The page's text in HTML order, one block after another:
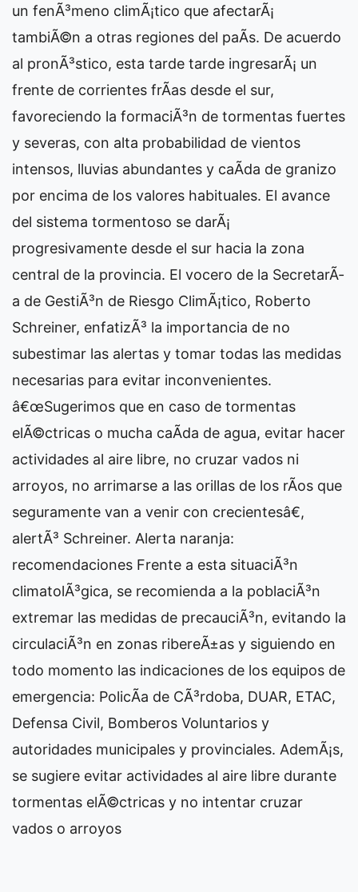
un fenÃ³meno climÃ¡tico que afectarÃ¡
tambiÃ©n a otras regiones del paÃ­s. De acuerdo
al pronÃ³stico, esta tarde tarde ingresarÃ¡ un
frente de corrientes frÃ­as desde el sur,
favoreciendo la formaciÃ³n de tormentas fuertes
y severas, con alta probabilidad de vientos
intensos, lluvias abundantes y caÃ­da de granizo
por encima de los valores habituales. El avance
del sistema tormentoso se darÃ¡
progresivamente desde el sur hacia la zona
central de la provincia. El vocero de la SecretarÃ­
a de GestiÃ³n de Riesgo ClimÃ¡tico, Roberto
Schreiner, enfatizÃ³ la importancia de no
subestimar las alertas y tomar todas las medidas
necesarias para evitar inconvenientes.
â€œSugerimos que en caso de tormentas
elÃ©ctricas o mucha caÃ­da de agua, evitar hacer
actividades al aire libre, no cruzar vados ni
arroyos, no arrimarse a las orillas de los rÃ­os que
seguramente van a venir con crecientesâ€,
alertÃ³ Schreiner. Alerta naranja:
recomendaciones Frente a esta situaciÃ³n
climatolÃ³gica, se recomienda a la poblaciÃ³n
extremar las medidas de precauciÃ³n, evitando la
circulaciÃ³n en zonas ribereÃ±as y siguiendo en
todo momento las indicaciones de los equipos de
emergencia: PolicÃ­a de CÃ³rdoba, DUAR, ETAC,
Defensa Civil, Bomberos Voluntarios y
autoridades municipales y provinciales. AdemÃ¡s,
se sugiere evitar actividades al aire libre durante
tormentas elÃ©ctricas y no intentar cruzar
vados o arroyos